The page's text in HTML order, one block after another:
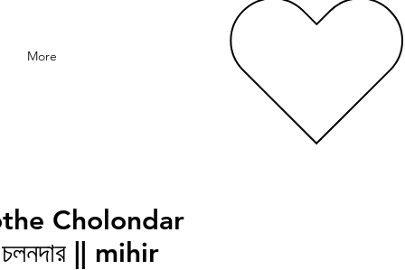
More
Cholondar
চলনদার || mihir